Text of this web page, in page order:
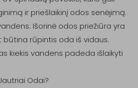
ir priešlaikinį odos senėjimą.
Išorinė odos priežiūra yra
rūpintis oda iš vidaus.
kiekis vandens padeda išlaikyti
Odai?